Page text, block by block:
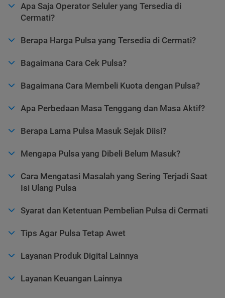
Apa Saja Operator Seluler yang Tersedia di
Cermati?
Berapa Harga Pulsa yang Tersedia di Cermati?
Bagaimana Cara Cek Pulsa?
Bagaimana Cara Membeli Kuota dengan Pulsa?
Apa Perbedaan Masa Tenggang dan Masa Aktif?
Berapa Lama Pulsa Masuk Sejak Diisi?
Mengapa Pulsa yang Dibeli Belum Masuk?
Cara Mengatasi Masalah yang Sering Terjadi Saat
Isi Ulang Pulsa
Syarat dan Ketentuan Pembelian Pulsa di Cermati
Tips Agar Pulsa Tetap Awet
Layanan Produk Digital Lainnya
Layanan Keuangan Lainnya